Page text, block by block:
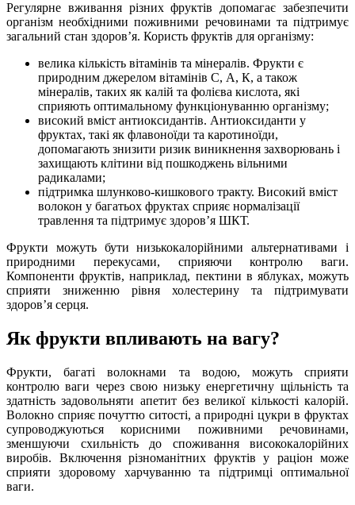
Регулярне вживання різних фруктів допомагає забезпечити
організм необхідними поживними речовинами та підтримує
загальний стан здоров’я. Користь фруктів для організму:
велика кількість вітамінів та мінералів. Фрукти є
природним джерелом вітамінів С, А, К, а також
мінералів, таких як калій та фолієва кислота, які
сприяють оптимальному функціонуванню організму;
високий вміст антиоксидантів. Антиоксиданти у
фруктах, такі як флавоноїди та каротиноїди,
допомагають знизити ризик виникнення захворювань і
захищають клітини від пошкоджень вільними
радикалами;
підтримка шлунково-кишкового тракту. Високий вміст
волокон у багатьох фруктах сприяє нормалізації
травлення та підтримує здоров’я ШКТ.
Фрукти можуть бути низькокалорійними альтернативами і
природними перекусами, сприяючи контролю ваги.
Компоненти фруктів, наприклад, пектини в яблуках, можуть
сприяти зниженню рівня холестерину та підтримувати
здоров’я серця.
Як фрукти впливають на вагу?
Фрукти, багаті волокнами та водою, можуть сприяти
контролю ваги через свою низьку енергетичну щільність та
здатність задовольняти апетит без великої кількості калорій.
Волокно сприяє почуттю ситості, а природні цукри в фруктах
супроводжуються корисними поживними речовинами,
зменшуючи схильність до споживання висококалорійних
виробів. Включення різноманітних фруктів у раціон може
сприяти здоровому харчуванню та підтримці оптимальної
ваги.